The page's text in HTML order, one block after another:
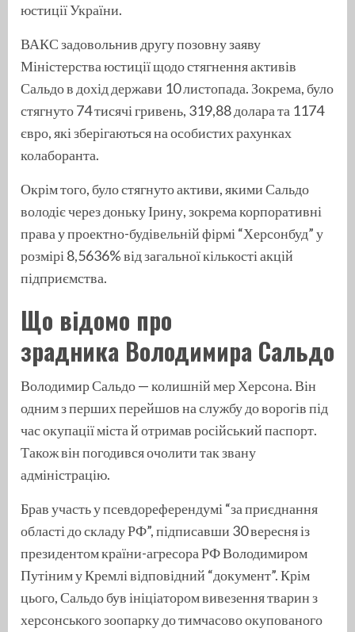
юстиції України.
ВАКС задовольнив другу позовну заяву
Міністерства юстиції щодо стягнення активів
Сальдо в дохід держави 10 листопада. Зокрема, було
стягнуто 74 тисячі гривень, 319,88 долара та 1174
євро, які зберігаються на особистих рахунках
колаборанта.
Окрім того, було стягнуто активи, якими Сальдо
володіє через доньку Ірину, зокрема корпоративні
права у проектно-будівельній фірмі “Херсонбуд” у
розмірі 8,5636% від загальної кількості акцій
підприємства.
Що відомо про
зрадника Володимира Сальдо
Володимир Сальдо — колишній мер Херсона. Він
одним з перших перейшов на службу до ворогів під
час окупації міста й отримав російський паспорт.
Також він погодився очолити так звану
адміністрацію.
Брав участь у псевдореферендумі “за приєднання
області до складу РФ”, підписавши 30 вересня із
президентом країни-агресора РФ Володимиром
Путіним у Кремлі відповідний “документ”. Крім
цього, Сальдо був ініціатором вивезення тварин з
херсонського зоопарку до тимчасово окупованого